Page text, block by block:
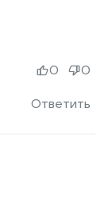
Ответить
0 0